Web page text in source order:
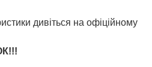
дивіться на офіційному